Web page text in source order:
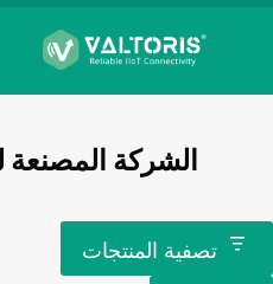
الشركة المصنعة
تصفية المنتجات